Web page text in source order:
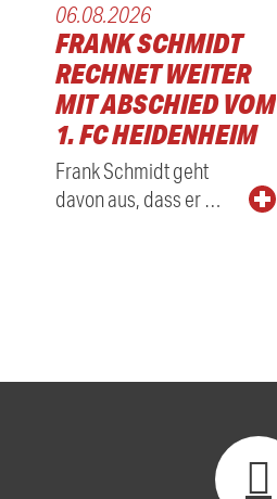
06.08.2026
FRANK SCHMIDT
RECHNET WEITER
MIT ABSCHIED VOM
1. FC HEIDENHEIM
Frank Schmidt geht
davon aus, dass er …